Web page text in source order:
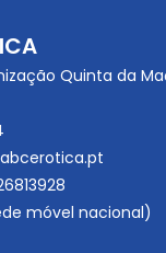
Quinta da
móvel nacional)